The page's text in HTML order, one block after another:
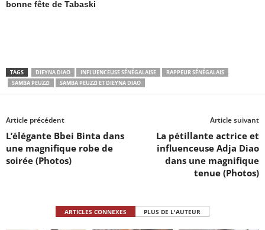
bonne fête de Tabaski
TAGS DIEYNA DIAO INFLUENCEUSE SÉNÉGALAISE
RAPPEUR SÉNÉGALAIS
SAMBA PEUZZI
SAMBA PEUZZI ET DIEYNA DIAO
Article précédent
L’élégante Bbei Binta dans
une magnifique robe de
soirée (Photos)
Article suivant
La pétillante actrice et
influenceuse Adja Diao
dans une magnifique
tenue (Photos)
ARTICLES CONNEXES PLUS DE L'AUTEUR